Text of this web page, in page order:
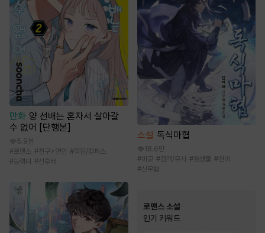
만화 양 선배는 혼자서 살아갈
수 없어 [단행본]
5.9천
#로맨스 #친구>연인 #학원/캠퍼스
#능력녀 #선후배
소설 독식마협
18.6만
#마교 #검객/무사 #환생물 #천마
#신무협
로맨스 소설
인기 키워드